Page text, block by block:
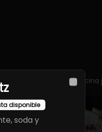
la esencia de la cocina
disponible
soda y